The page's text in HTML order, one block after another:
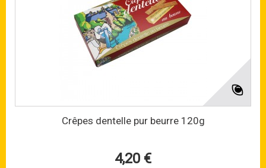
Crêpes dentelle pur beurre 120g
4,20 €